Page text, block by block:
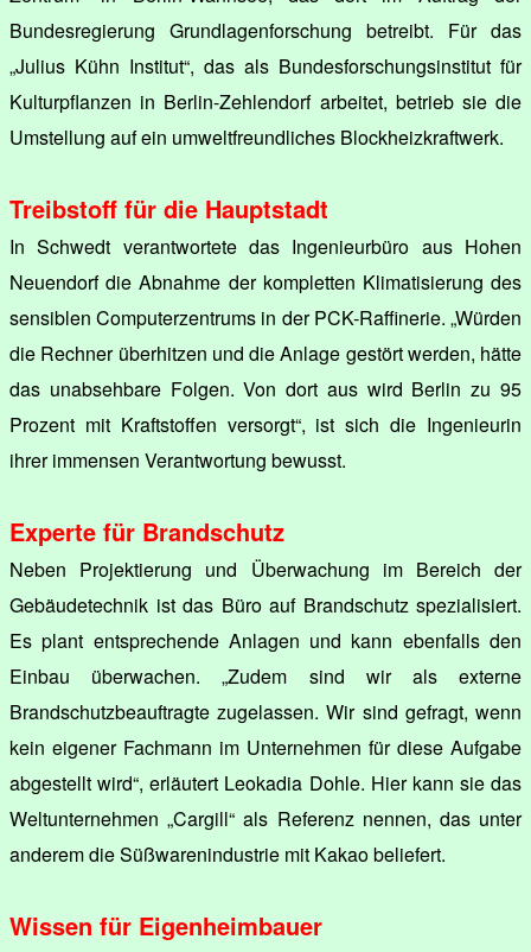
Bundesregierung Grundlagenforschung betreibt. Für das
„Julius Kühn Institut“, das als Bundesforschungsinstitut für
Kulturpflanzen in Berlin-Zehlendorf arbeitet, betrieb sie die
Umstellung auf ein umweltfreundliches Blockheizkraftwerk.
Treibstoff für die Hauptstadt
In Schwedt verantwortete das Ingenieurbüro aus Hohen
Neuendorf die Abnahme der kompletten Klimatisierung des
sensiblen Computerzentrums in der PCK-Raffinerie. „Würden
die Rechner überhitzen und die Anlage gestört werden, hätte
das unabsehbare Folgen. Von dort aus wird Berlin zu 95
Prozent mit Kraftstoffen versorgt“, ist sich die Ingenieurin
ihrer immensen Verantwortung bewusst.
Experte für Brandschutz
Neben Projektierung und Überwachung im Bereich der
Gebäudetechnik ist das Büro auf Brandschutz spezialisiert.
Es plant entsprechende Anlagen und kann ebenfalls den
Einbau überwachen. „Zudem sind wir als externe
Brandschutzbeauftragte zugelassen. Wir sind gefragt, wenn
kein eigener Fachmann im Unternehmen für diese Aufgabe
abgestellt wird“, erläutert Leokadia Dohle. Hier kann sie das
Weltunternehmen „Cargill“ als Referenz nennen, das unter
anderem die Süßwarenindustrie mit Kakao beliefert.
Wissen für Eigenheimbauer